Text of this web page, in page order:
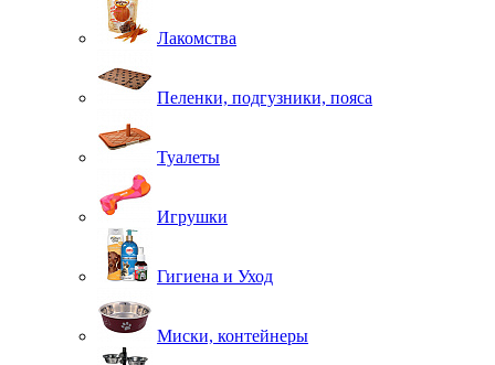
Лакомства
Пеленки, подгузники, пояса
Туалеты
Игрушки
Гигиена и Уход
Миски, контейнеры